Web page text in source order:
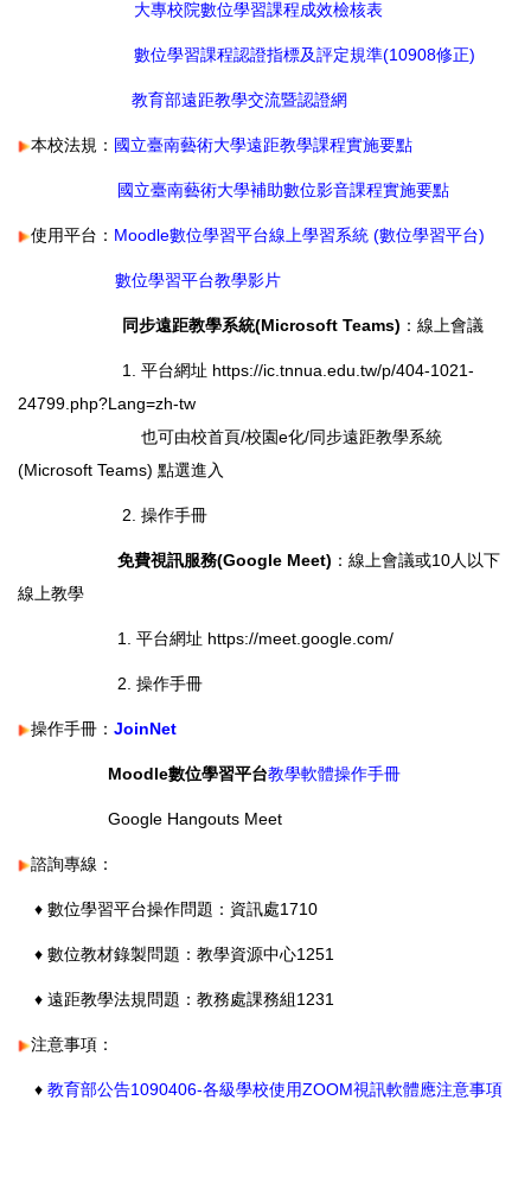
大專校院數位學習課程成效檢核表
數位學習課程認證指標及評定規準(10908修正)
教育部遠距教學交流暨認證網
本校法規： 國立臺南藝術大學遠距教學課程實施要點
國立臺南藝術大學補助數位影音課程實施要點
使用平台： Moodle數位學習平台線上學習系統 (數位學習平台)
數位學習平台教學影片
同步遠距教學系統(Microsoft Teams) ：線上會議
1. 平台網址 https://ic.tnnua.edu.tw/p/404-1021-
24799.php?Lang=zh-tw
也可由校首頁/校園e化/同步遠距教學系統
(Microsoft Teams) 點選進入
2. 操作手冊
免費視訊服務(Google Meet) ：線上會議或10人以下
線上教學
1. 平台網址 https://meet.google.com/
2. 操作手冊
操作手冊： JoinNet
Moodle數位學習平台教學軟體操作手冊
Google Hangouts Meet
諮詢專線：
♦ 數位學習平台操作問題：資訊處1710
♦ 數位教材錄製問題：教學資源中心1251
♦ 遠距教學法規問題：教務處課務組1231
注意事項：
♦ 教育部公告1090406-各級學校使用ZOOM視訊軟體應注意事項